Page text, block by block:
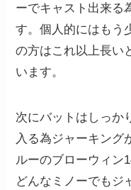
ーでキャスト出来る
す。個人的にはもう
の方はこれ以上長い
います。
次にバットはしっか
入る為ジャーキング
ルーのブローウィン
どんなミノーでもジ